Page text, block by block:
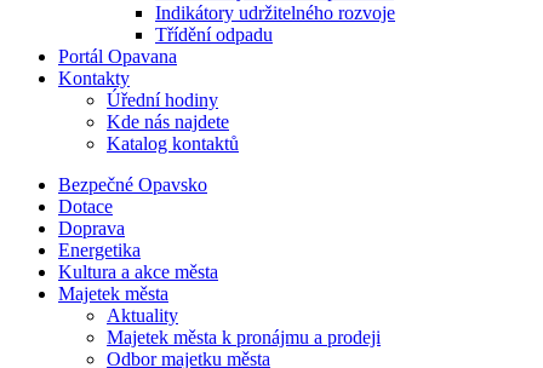
Indikátory udržitelného rozvoje
Třídění odpadu
Portál Opavana
Kontakty
Úřední hodiny
Kde nás najdete
Katalog kontaktů
Bezpečné Opavsko
Dotace
Doprava
Energetika
Kultura a akce města
Majetek města
Aktuality
Majetek města k pronájmu a prodeji
Odbor majetku města